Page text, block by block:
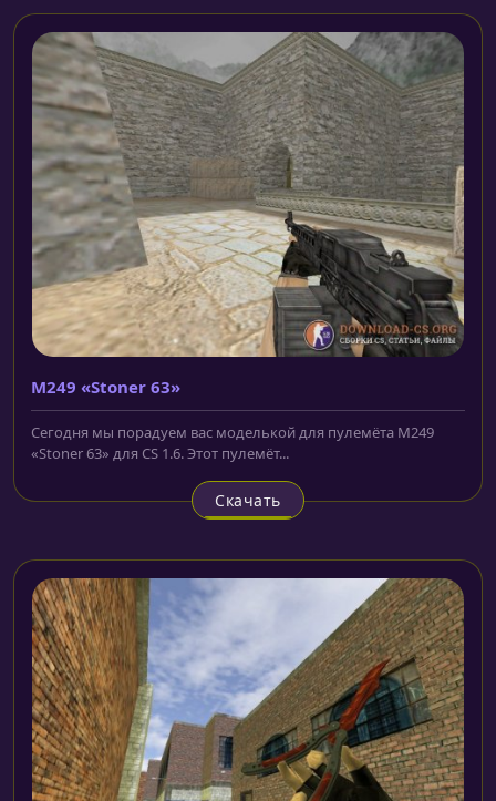
M249 «Stoner 63»
Сегодня мы порадуем вас моделькой для пулемёта M249
«Stoner 63» для CS 1.6. Этот пулемёт...
Скачать